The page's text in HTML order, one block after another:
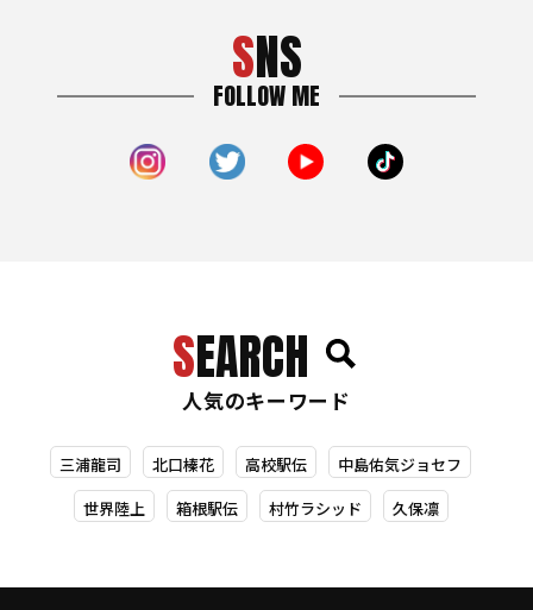
SNS
FOLLOW ME
SEARCH
人気のキーワード
三浦龍司 北口榛花 高校駅伝 中島佑気ジョセフ
世界陸上 箱根駅伝 村竹ラシッド 久保凛